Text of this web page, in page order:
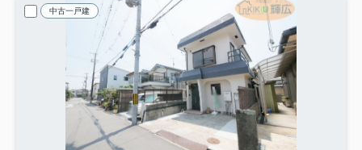
中古一戸建